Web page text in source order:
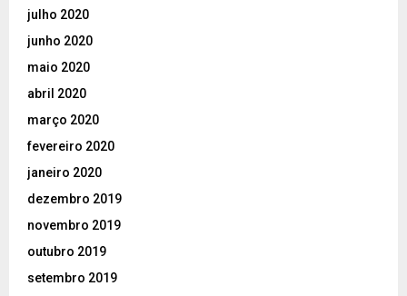
julho 2020
junho 2020
maio 2020
abril 2020
março 2020
fevereiro 2020
janeiro 2020
dezembro 2019
novembro 2019
outubro 2019
setembro 2019